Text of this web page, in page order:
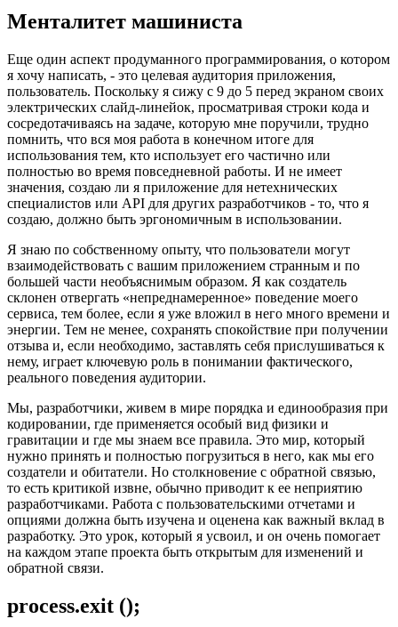
сроков проекта и может быть решено только обходными
взаимодействию с пользователем, либо к обоим.
Менталитет машиниста
Еще один аспект продуманного программирования, о котором
я хочу написать, - это целевая аудитория приложения,
пользователь. Поскольку я сижу с 9 до 5 перед экраном своих
электрических слайд-линейок, просматривая строки кода и
сосредотачиваясь на задаче, которую мне поручили, трудно
помнить, что вся моя работа в конечном итоге для
использования тем, кто использует его частично или
полностью во время повседневной работы. И не имеет
значения, создаю ли я приложение для нетехнических
специалистов или API для других разработчиков - то, что я
создаю, должно быть эргономичным в использовании.
Я знаю по собственному опыту, что пользователи могут
взаимодействовать с вашим приложением странным и по
большей части необъяснимым образом. Я как создатель
склонен отвергать «непреднамеренное» поведение моего
сервиса, тем более, если я уже вложил в него много времени и
энергии. Тем не менее, сохранять спокойствие при получении
отзыва и, если необходимо, заставлять себя прислушиваться к
нему, играет ключевую роль в понимании фактического,
реального поведения аудитории.
Мы, разработчики, живем в мире порядка и единообразия при
кодировании, где применяется особый вид физики и
гравитации и где мы знаем все правила. Это мир, который
нужно принять и полностью погрузиться в него, как мы его
создатели и обитатели. Но столкновение с обратной связью,
то есть критикой извне, обычно приводит к ее неприятию
разработчиками. Работа с пользовательскими отчетами и
разработку. Это урок, который я усвоил, и он очень помогает